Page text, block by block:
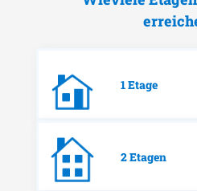
1 Etage
2 Etagen